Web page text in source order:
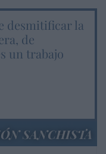
desmitificar la
de
un trabajo
SANCHISTA